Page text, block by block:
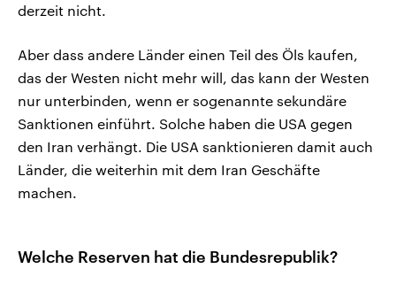
derzeit nicht.
Aber dass andere Länder einen Teil des Öls kaufen,
das der Westen nicht mehr will, das kann der Westen
nur unterbinden, wenn er sogenannte sekundäre
Sanktionen einführt. Solche haben die USA gegen
den Iran verhängt. Die USA sanktionieren damit auch
Länder, die weiterhin mit dem Iran Geschäfte
machen.
Welche Reserven hat die Bundesrepublik?